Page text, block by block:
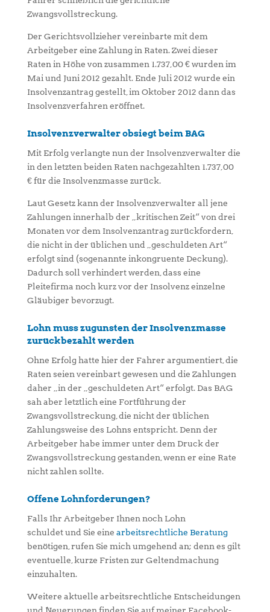
Zwangsvollstreckung.
Der Gerichtsvollzieher vereinbarte mit dem
Arbeitgeber eine Zahlung in Raten. Zwei dieser
Raten in Höhe von zusammen 1.737,00 € wurden im
Mai und Juni 2012 gezahlt. Ende Juli 2012 wurde ein
Insolvenzantrag gestellt, im Oktober 2012 dann das
Insolvenzverfahren eröffnet.
Insolvenzverwalter obsiegt beim BAG
Mit Erfolg verlangte nun der Insolvenzverwalter die
in den letzten beiden Raten nachgezahlten 1.737,00
€ für die Insolvenzmasse zurück.
Laut Gesetz kann der Insolvenzverwalter all jene
Zahlungen innerhalb der „kritischen Zeit“ von drei
Monaten vor dem Insolvenzantrag zurückfordern,
die nicht in der üblichen und „geschuldeten Art“
erfolgt sind (sogenannte inkongruente Deckung).
Dadurch soll verhindert werden, dass eine
Pleitefirma noch kurz vor der Insolvenz einzelne
Gläubiger bevorzugt.
Lohn muss zugunsten der Insolvenzmasse
zurückbezahlt werden
Ohne Erfolg hatte hier der Fahrer argumentiert, die
Raten seien vereinbart gewesen und die Zahlungen
daher „in der „geschuldeten Art“ erfolgt. Das BAG
sah aber letztlich eine Fortführung der
Zwangsvollstreckung, die nicht der üblichen
Zahlungsweise des Lohns entspricht. Denn der
Arbeitgeber habe immer unter dem Druck der
Zwangsvollstreckung gestanden, wenn er eine Rate
nicht zahlen sollte.
Offene Lohnforderungen?
Falls Ihr Arbeitgeber Ihnen noch Lohn
schuldet und Sie eine arbeitsrechtliche Beratung
benötigen, rufen Sie mich umgehend an; denn es gilt
eventuelle, kurze Fristen zur Geltendmachung
einzuhalten.
Weitere aktuelle arbeitsrechtliche Entscheidungen